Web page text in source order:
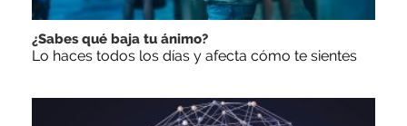
¿Sabes qué baja tu ánimo?
Lo haces todos los días y afecta cómo te sientes